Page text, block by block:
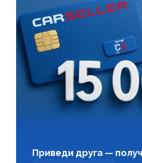
Приведи друга —